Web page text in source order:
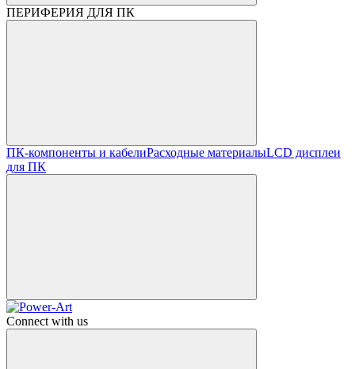
ПЕРИФЕРИЯ ДЛЯ ПК
ПК-компоненты и кабелиРасходные материалыLCD дисплеи
для ПК
Connect with us